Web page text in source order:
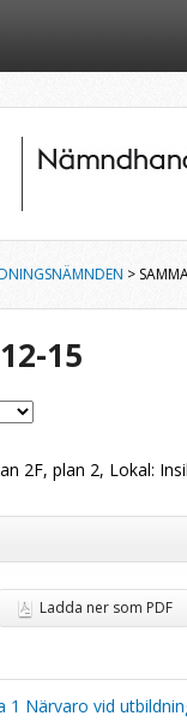
>
15
2F, plan 2, Lokal:
Ladda ner som PDF
1 Närvaro vid